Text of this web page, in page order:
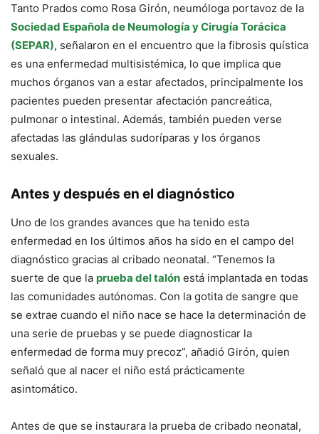
Tanto Prados como Rosa Girón, neumóloga portavoz de la
Sociedad Española de Neumología y Cirugía Torácica
(SEPAR), señalaron en el encuentro que la fibrosis quística
es una enfermedad multisistémica, lo que implica que
muchos órganos van a estar afectados, principalmente los
pacientes pueden presentar afectación pancreática,
pulmonar o intestinal. Además, también pueden verse
afectadas las glándulas sudoríparas y los órganos
sexuales.
Antes y después en el diagnóstico
Uno de los grandes avances que ha tenido esta
enfermedad en los últimos años ha sido en el campo del
diagnóstico gracias al cribado neonatal. “Tenemos la
suerte de que la prueba del talón está implantada en todas
las comunidades autónomas. Con la gotita de sangre que
se extrae cuando el niño nace se hace la determinación de
una serie de pruebas y se puede diagnosticar la
enfermedad de forma muy precoz”, añadió Girón, quien
señaló que al nacer el niño está prácticamente
asintomático.
Antes de que se instaurara la prueba de cribado neonatal,